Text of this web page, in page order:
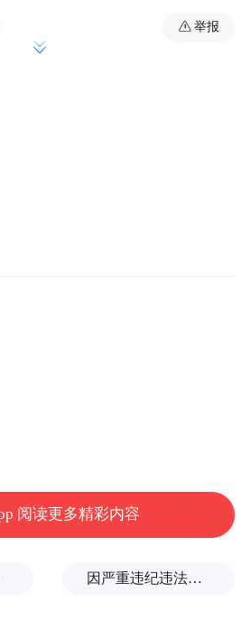
时代新能源科技股份有限
锂离子电池研发制造公
生产和销售, 致力于为全球
举报
阅读更多精彩内容
因严重违纪违法，金融监管总局原局长李云泽被罢免全国人大代表